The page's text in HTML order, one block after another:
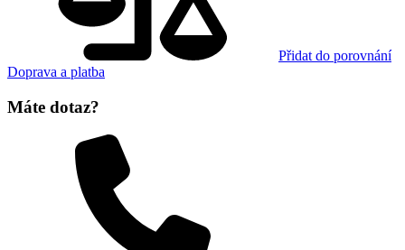
Přidat do porovnání
Doprava a platba
Máte dotaz?